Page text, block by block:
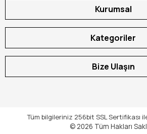
Kurumsal
Kategoriler
Bize Ulaşın
Tüm bilgileriniz 256bit SSL Sertifikası
© 2026 Tüm Hakları